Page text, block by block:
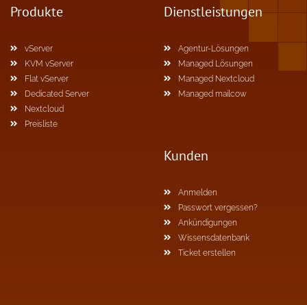
Produkte
vServer
KVM vServer
Flat vServer
Dedicated Server
Nextcloud
Preisliste
Dienstleistungen
Agentur-Lösungen
Managed Lösungen
Managed Nextcloud
Managed mailcow
Kunden
Anmelden
Passwort vergessen?
Ankündigungen
Wissensdatenbank
Ticket erstellen